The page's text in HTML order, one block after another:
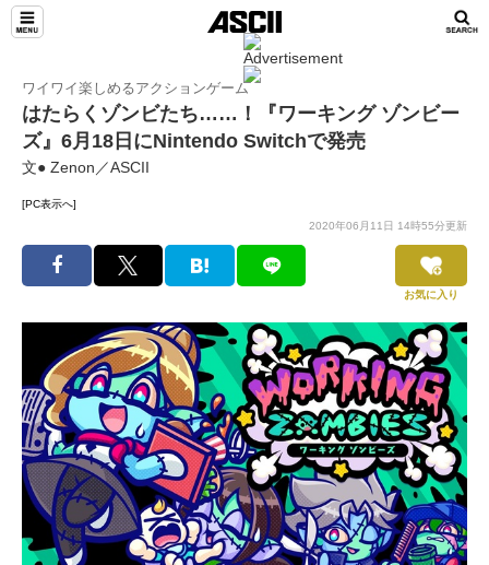
ワイワイ楽しめるアクションゲーム
はたらくゾンビたち……！『ワーキング ゾンビー
ズ』6月18日にNintendo Switchで発売
文● Zenon／ASCII
[PC表示へ]
2020年06月11日 14時55分更新
お気に入り